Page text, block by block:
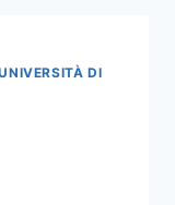
DI